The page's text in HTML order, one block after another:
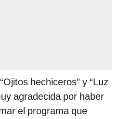
hechiceros” y “Luz
agradecida por haber
el programa que